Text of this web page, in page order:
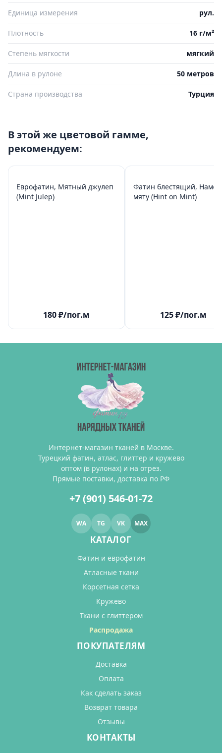
Единица измерения рул.
Плотность 16 г/м²
Степень мягкости мягкий
Длина в рулоне 50 метров
Страна производства Турция
В этой же цветовой гамме,
рекомендуем:
Еврофатин, Мятный джулеп
(Mint Julep)
180₽/пог.м
Фатин блестящий, Намек
мяту (Hint on Mint)
125₽/пог.м
Интернет-магазин тканей в Москве.
Турецкий фатин, атлас, глиттер и кружево
оптом (в рулонах) и на отрез.
Прямые поставки, доставка по РФ
+7 (901) 546-01-72
WA TG VK MAX
КАТАЛОГ
Фатин и еврофатин
Атласные ткани
Корсетная сетка
Кружево
Ткани с глиттером
Распродажа
ПОКУПАТЕЛЯМ
Доставка
Оплата
Как сделать заказ
Возврат товара
Отзывы
КОНТАКТЫ